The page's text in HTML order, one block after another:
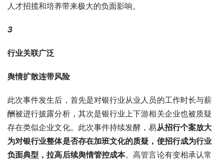
人才招揽和培养带来极大的负面影响。
3
行业关联广泛
舆情扩散连带风险
此次事件发生后，首先是对银行业从业人员的工作时长与薪
酬被进行披露分析，其次是银行业上下游相关企业也被质疑
存在类似企业文化。此次事件持续发酵，易 从招行个案放大
为对银行业整体是否存在加班文化的质疑，使招行成为行业
负面典型，拉高后续舆情管控成本。高管言论有变相承认常